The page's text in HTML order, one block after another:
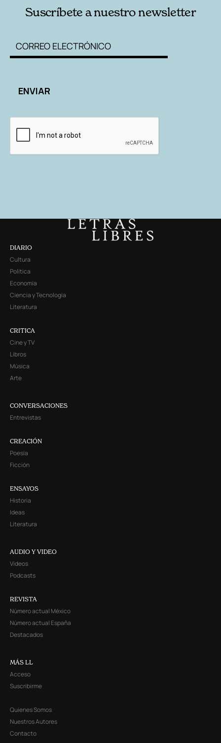
Suscríbete a nuestro newsletter
DIARIO
Cultura
Política
Economía
Ciencia y Tecnología
Literatura
CRITICA
Cine y TV
Libros
Música
Arte
CONVERSACIONES
Entrevistas
CREACIÓN
Poesía
Ficción
ENSAYOS
Historia
Ideas
Literatura
AUDIO Y VIDEO
Videos
Podcasts
REVISTA
Número actual México
Número actual España
Destacados
MÁS LL
Acceso
Suscribirme
Quienes Somos
Nuestros Autores
Contacto